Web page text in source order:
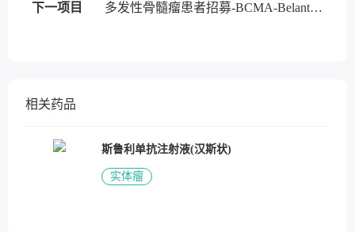
下一项目 多发性骨髓瘤患者招募-BCMA-Belantamab mafodotin
相关药品
斯鲁利单抗注射液(汉斯状)
实体瘤